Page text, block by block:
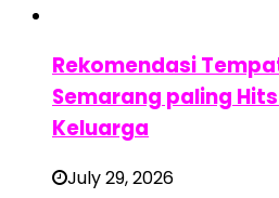
Rekomendasi
Semarang paling
Keluarga
July 29, 2026